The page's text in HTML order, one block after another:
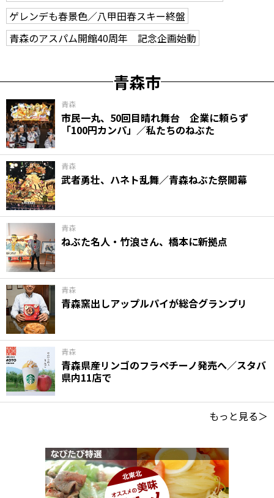
ゲレンデも春景色／八甲田春スキー終盤
青森のアスパム開館40周年 記念企画始動
青森市
青森
市民一丸、50回目晴れ舞台 企業に頼らず
「100円カンパ」／私たちのねぶた
青森
武者勇壮、ハネト乱舞／青森ねぶた祭開幕
青森
ねぶた名人・竹浪さん、橋本に新拠点
青森
青森窯出しアップルパイが総合グランプリ
青森
青森県産リンゴのフラペチーノ発売へ／スタバ
県内11店で
もっと見る＞